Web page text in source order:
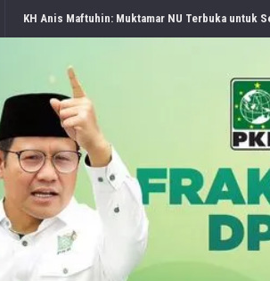
Jelang Muktamar Ke-35, Komisi Organisasi NU